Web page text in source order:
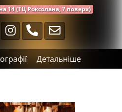
14 (ТЦ Роксолана, 7 поверх)
Детальніше